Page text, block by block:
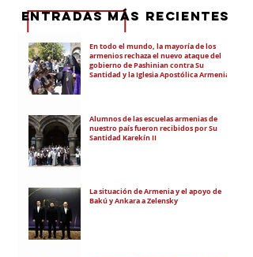
En todo el mundo, la mayoría de los
armenios rechaza el nuevo ataque del
gobierno de Pashinian contra Su
Santidad y la Iglesia Apostólica Armenia
Alumnos de las escuelas armenias de
nuestro país fueron recibidos por Su
Santidad Karekín II
La situación de Armenia y el apoyo de
Bakú y Ankara a Zelensky
eNTRADAS MÁS RECIENTES